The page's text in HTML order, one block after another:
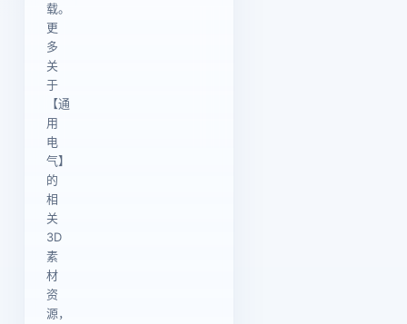
载。
更
多
关
于
【通
用
电
气】
的
相
关
3D
素
材
资
源，